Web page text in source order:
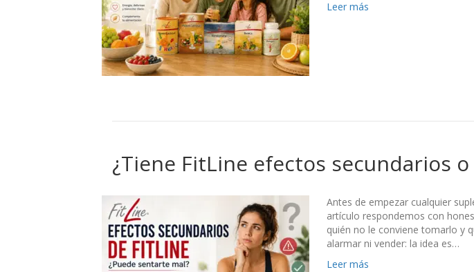
Leer más
¿Tiene FitLine efectos secundarios
Antes de empezar cualquier
artículo respondemos con
quién no le conviene tomarlo y
alarmar ni vender: la idea es…
Leer más